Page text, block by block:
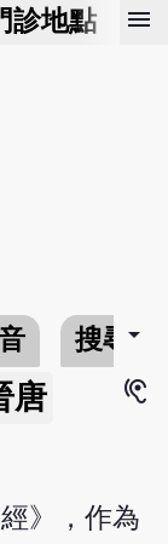
診地點 預
menu
搜尋arrow_drop_down
唐
hearing
》，作為